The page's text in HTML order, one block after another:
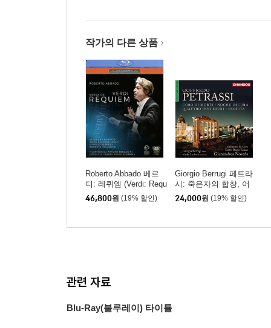
작가의 다른 상품
Roberto Abbado 베르
디: 레퀴엠 (Verdi: Requ
iem)
46,800원 (19% 할인)
Giorgio Berrugi 페트라
시: 죽은자의 합창, 어
두운 밤, 4개의 성가 파
르티타 (Petrassi: Coro
a, Partita)
24,000원 (19% 할인)
관련 자료
Blu-Ray(블루레이) 타이틀